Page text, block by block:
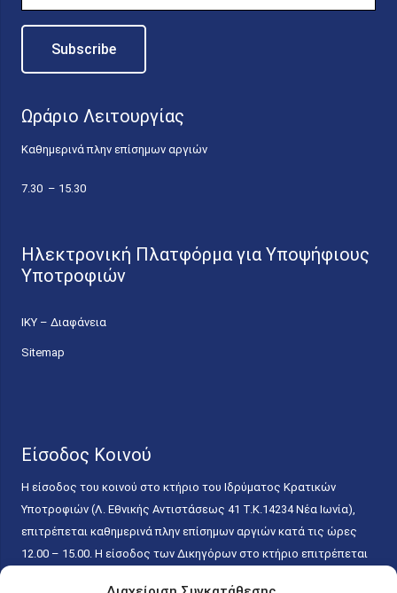
Ωράριο Λειτουργίας
Καθημερινά πλην επίσημων αργιών
7.30 – 15.30
Ηλεκτρονική Πλατφόρμα για Υποψήφιους
Υποτροφιών
ΙΚΥ – Διαφάνεια
Sitemap
Είσοδος Κοινού
Η είσοδος του κοινού στο κτήριο του Ιδρύματος Κρατικών
Υποτροφιών (Λ. Εθνικής Αντιστάσεως 41 T.K.14234 Νέα Ιωνία),
επιτρέπεται καθημερινά πλην επίσημων αργιών κατά τις ώρες
12.00 – 15.00. Η είσοδος των Δικηγόρων στο κτήριο επιτρέπεται